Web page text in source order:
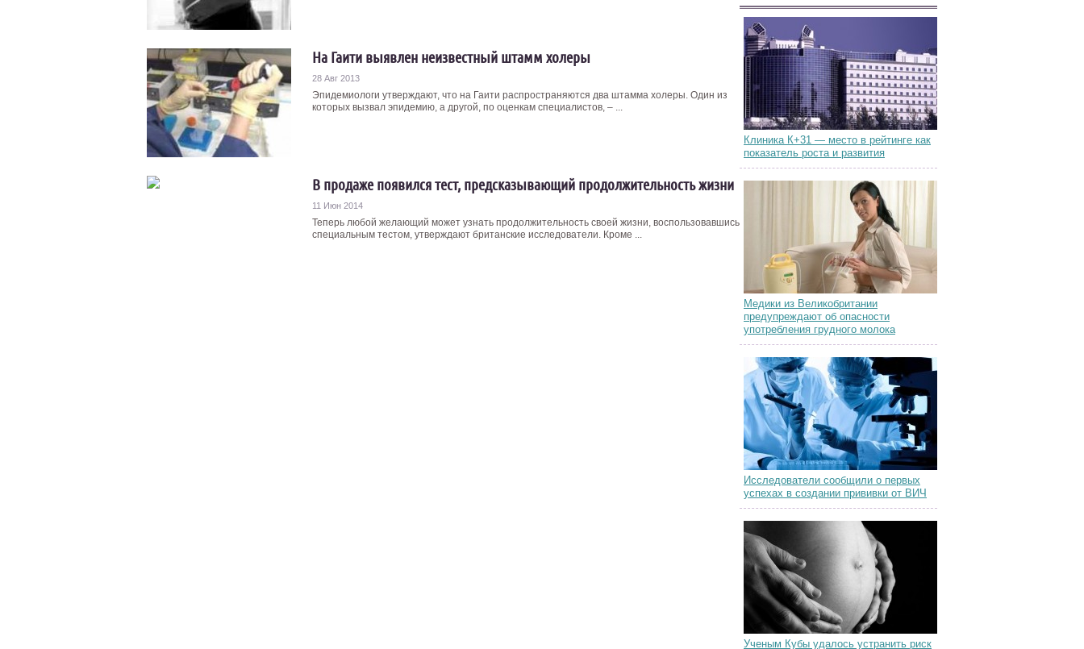
На Гаити выявлен неизвестный штамм холеры
28 Авг 2013
Эпидемиологи утверждают, что на Гаити распространяются два штамма холеры. Один из
которых вызвал эпидемию, а другой, по оценкам специалистов, – ...
В продаже появился тест, предсказывающий продолжительность жизни
11 Июн 2014
Теперь любой желающий может узнать продолжительность своей жизни, воспользовавшись
специальным тестом, утверждают британские исследователи. Кроме ...
Клиника К+31 — место в рейтинге как
показатель роста и развития
Медики из Великобритании
предупреждают об опасности
употребления грудного молока
Исследователи сообщили о первых
успехах в создании прививки от ВИЧ
Ученым Кубы удалось устранить риск